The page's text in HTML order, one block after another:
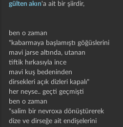
gülten akın'a ait bir şiirdir,
ben o zaman
"kabarmaya başlamıştı göğüslerini
mavi jarse altında, utanan
tiftik hırkasıyla ince
mavi kuş bedeninden
dirsekleri açık dizleri kapalı"
her neyse.. geçti geçmişti
ben o zaman
"salim bir nevroxa dönüştürerek
dize ve dirseğe ait endişelerini